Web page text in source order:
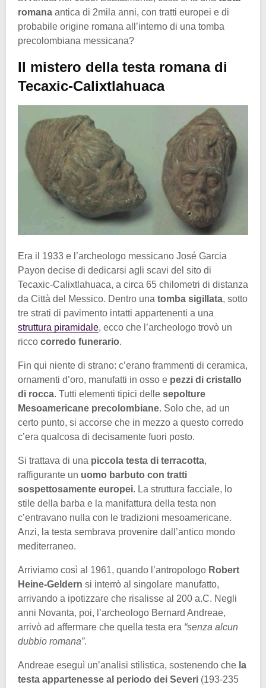
romana antica di 2mila anni, con tratti europei e di
probabile origine romana all’interno di una tomba
precolombiana messicana?
Il mistero della testa romana di
Tecaxic-Calixtlahuaca
Era il 1933 e l’archeologo messicano José Garcia
Payon decise di dedicarsi agli scavi del sito di
Tecaxic-Calixtlahuaca, a circa 65 chilometri di distanza
da Città del Messico. Dentro una tomba sigillata, sotto
tre strati di pavimento intatti appartenenti a una
struttura piramidale, ecco che l’archeologo trovò un
ricco corredo funerario.
Fin qui niente di strano: c’erano frammenti di ceramica,
ornamenti d’oro, manufatti in osso e pezzi di cristallo
di rocca. Tutti elementi tipici delle sepolture
Mesoamericane precolombiane. Solo che, ad un
certo punto, si accorse che in mezzo a questo corredo
c’era qualcosa di decisamente fuori posto.
Si trattava di una piccola testa di terracotta,
raffigurante un uomo barbuto con tratti
sospettosamente europei. La struttura facciale, lo
stile della barba e la manifattura della testa non
c’entravano nulla con le tradizioni mesoamericane.
Anzi, la testa sembrava provenire dall’antico mondo
mediterraneo.
Arriviamo così al 1961, quando l’antropologo Robert
Heine-Geldern si interrò al singolare manufatto,
arrivando a ipotizzare che risalisse al 200 a.C. Negli
anni Novanta, poi, l’archeologo Bernard Andreae,
arrivò ad affermare che quella testa era “senza alcun
dubbio romana”.
Andreae eseguì un’analisi stilistica, sostenendo che la
testa appartenesse al periodo dei Severi (193-235